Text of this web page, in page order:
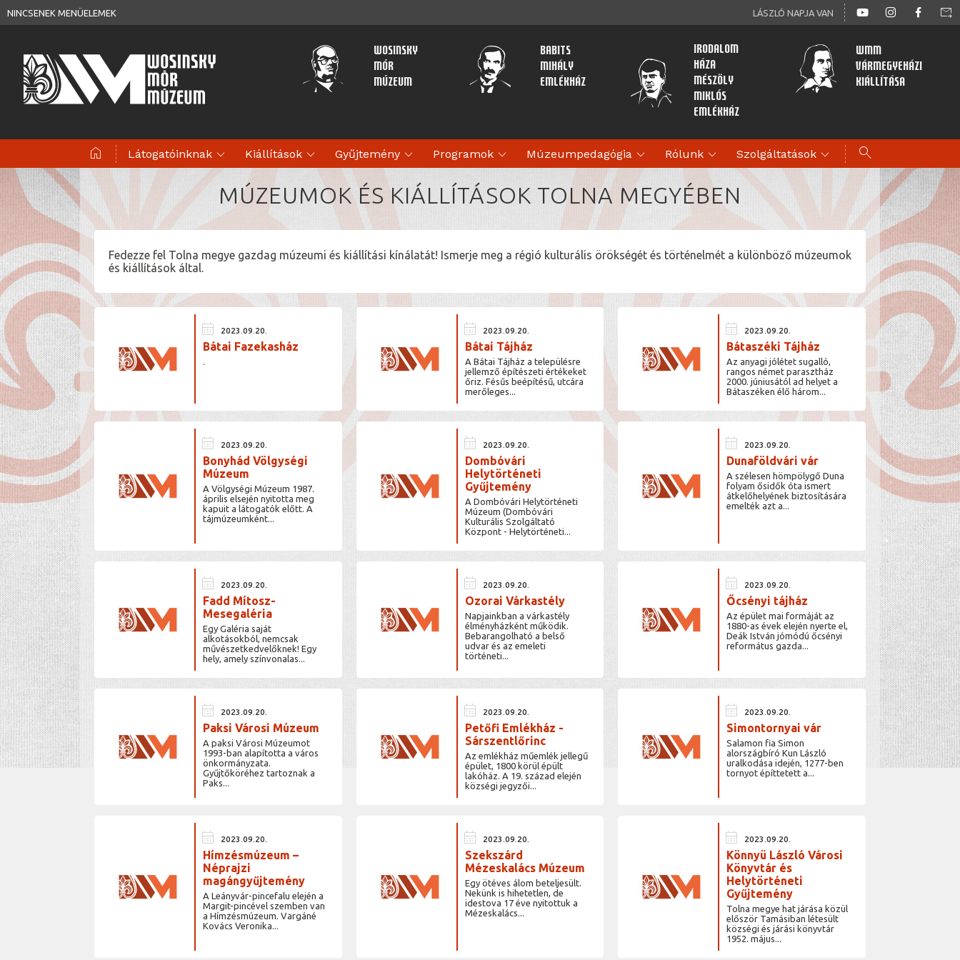
NINCSENEK MENÜELEMEK LÁSZLÓ NAPJA VAN forward_to_inbox
Wosinsky
Mór
Múzeum
Babits
Mihály
Emlékház
Irodalom
Háza
Mészöly
Miklós
Emlékház
WMM
Vármegyeházi
kiállítása
home Látogatóinknak expand_more Kiállítások expand_more Gyűjtemény expand_more Programok expand_more Múzeumpedagógia expand_more Rólunk expand_more Szolgáltatások expand_more search
MÚZEUMOK ÉS KIÁLLÍTÁSOK TOLNA MEGYÉBEN
Fedezze fel Tolna megye gazdag múzeumi és kiállítási kínálatát! Ismerje meg a régió kulturális örökségét és történelmét a különböző múzeumok
és kiállítások által.
calendar_month 2023.09.20.
Bátai Fazekasház
.
calendar_month 2023.09.20.
Bátai Tájház
A Bátai Tájház a településre
jellemző építészeti értékeket
őriz. Fésűs beépítésű, utcára
merőleges...
calendar_month 2023.09.20.
Bátaszéki Tájház
Az anyagi jólétet sugalló,
rangos német parasztház
2000. júniusától ad helyet a
Bátaszéken élő három...
calendar_month 2023.09.20.
Bonyhád Völgységi
Múzeum
A Völgységi Múzeum 1987.
április elsején nyitotta meg
kapuit a látogatók előtt. A
tájmúzeumként...
calendar_month 2023.09.20.
Dombóvári
Helytörténeti
Gyűjtemény
A Dombóvári Helytörténeti
Múzeum (Dombóvári
Kulturális Szolgáltató
Központ - Helytörténeti...
calendar_month 2023.09.20.
Dunaföldvári vár
A szélesen hömpölygő Duna
folyam ősidők óta ismert
átkelőhelyének biztosítására
emelték azt a...
calendar_month 2023.09.20.
Fadd Mítosz-
Mesegaléria
Egy Galéria saját
alkotásokból, nemcsak
művészetkedvelőknek! Egy
hely, amely színvonalas...
calendar_month 2023.09.20.
Ozorai Várkastély
Napjainkban a várkastély
élményházként működik.
Bebarangolható a belső
udvar és az emeleti
történeti...
calendar_month 2023.09.20.
Őcsényi tájház
Az épület mai formáját az
1880-as évek elején nyerte el,
Deák István jómódú őcsényi
református gazda...
calendar_month 2023.09.20.
Paksi Városi Múzeum
A paksi Városi Múzeumot
1993-ban alapította a város
önkormányzata.
Gyűjtőköréhez tartoznak a
Paks...
calendar_month 2023.09.20.
Petőfi Emlékház -
Sárszentlőrinc
Az emlékház műemlék jellegű
épület, 1800 körül épült
lakóház. A 19. század elején
községi jegyzői...
calendar_month 2023.09.20.
Simontornyai vár
Salamon fia Simon
alországbíró Kun László
uralkodása idején, 1277-ben
tornyot építtetett a...
calendar_month 2023.09.20.
Hímzésmúzeum –
Néprajzi
magángyűjtemény
A Leányvár-pincefalu elején a
Margit-pincével szemben van
a Hímzésmúzeum. Vargáné
Kovács Veronika...
calendar_month 2023.09.20.
Szekszárd
Mézeskalács Múzeum
Egy ötéves álom beteljesült.
Nekünk is hihetetlen, de
idestova 17 éve nyitottuk a
Mézeskalács...
calendar_month 2023.09.20.
Könnyü László Városi
Könyvtár és
Helytörténeti
Gyűjtemény
Tolna megye hat járása közül
először Tamásiban létesült
községi és járási könyvtár
1952. május...